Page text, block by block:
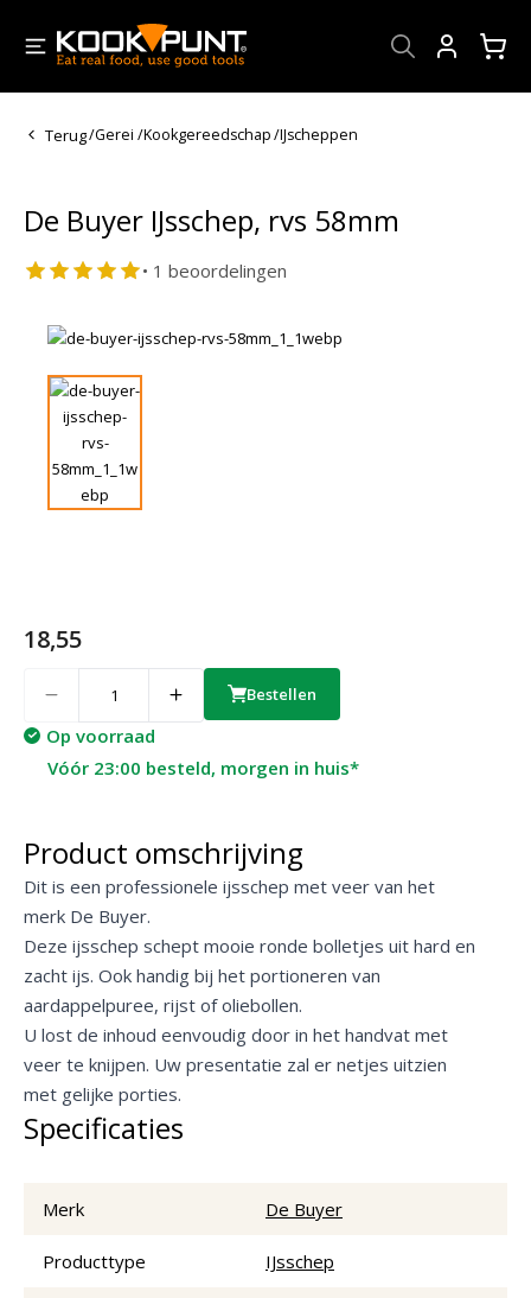
Terug/Gerei /Kookgereedschap/IJscheppen
De Buyer IJsschep, rvs 58mm
• 1 beoordelingen
18,55
Bestellen
Op voorraad
Vóór 23:00 besteld, morgen in huis*
Product omschrijving
Dit is een professionele ijsschep met veer van het
merk De Buyer.
Deze ijsschep schept mooie ronde bolletjes uit hard en
zacht ijs. Ook handig bij het portioneren van
aardappelpuree, rijst of oliebollen.
U lost de inhoud eenvoudig door in het handvat met
veer te knijpen. Uw presentatie zal er netjes uitzien
met gelijke porties.
Specificaties
Merk De Buyer
Producttype IJsschep